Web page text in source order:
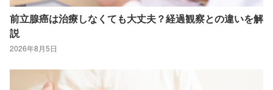
前立腺癌は治療しなくても大丈夫？経過観察との違いを解
説
2026年8月5日